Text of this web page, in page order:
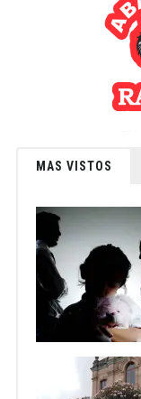
MAS VISTOS